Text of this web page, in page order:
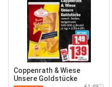
Coppenrath & Wiese
Unsere Goldstücke